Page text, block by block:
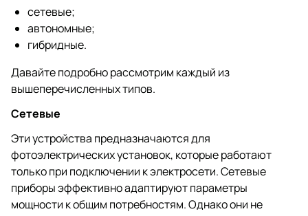
сетевые;
автономные;
гибридные.
Давайте подробно рассмотрим каждый из
вышеперечисленных типов.
Сетевые
Эти устройства предназначаются для
фотоэлектрических установок, которые работают
только при подключении к электросети. Сетевые
приборы эффективно адаптируют параметры
мощности к общим потребностям. Однако они не